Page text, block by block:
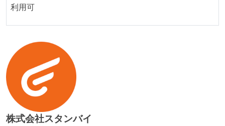
継続的なデプロイ（デリバリー）を行っている
ワークフローの整備
全てのコードをバージョン管理ツールで管理している
オープンな情報共有
KPI などチームの目標・実績値について、メンバーの
誰もがいつでも閲覧可能になっている
ドキュメントの整備やペアプロ、モブワークなど、ナ
利用可
株式会社スタンバイ